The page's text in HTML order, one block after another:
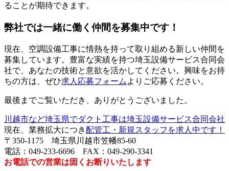
ることが期待できます。
弊社では一緒に働く仲間を募集中です！
現在、空調設備工事に情熱を持って取り組める新しい仲間を
募集しています。豊富な実績を持つ埼玉設備サービス合同会
社で、あなたの技術と意欲を活かしてください。興味をお持
ちの方は、ぜひ求人応募フォーム よりご応募ください。
最後までご覧いただき、ありがとうございました。
川越市など埼玉県でダクト工事は埼玉設備サービス合同会社
現在、業務拡大につき配管工・新規スタッフを求人中です！
〒350-1175 埼玉県川越市笠幡85-60
電話：049-233-6696 FAX：049-290-3341
お電話での営業は固くお断りいたします